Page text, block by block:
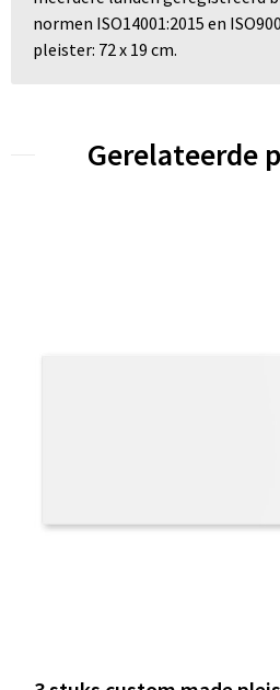
normen ISO14001:2015 en
pleister: 72 x 19 cm.
Gerelateerde